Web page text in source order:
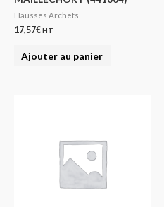
Hausses Archets
17,57€HT
Ajouter au panier